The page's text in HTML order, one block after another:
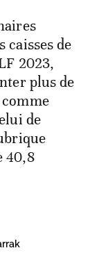
caisses de
2023,
plus de
de
40,8